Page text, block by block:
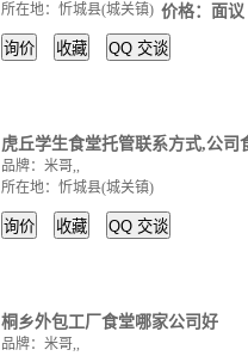
所在地：忻城县(城关镇) 价格：面议
询价 收藏 QQ 交谈
虎丘学生食堂托管联系方式,公司
品牌：米哥,,
所在地：忻城县(城关镇)
询价 收藏 QQ 交谈
桐乡外包工厂食堂哪家公司好
品牌：米哥,,